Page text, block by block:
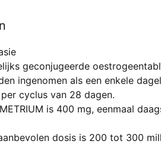
geconjugeerde
ingenomen als een enkele
cyclus van 28 dagen.
is 400 mg, eenmaal
dosis is 200 tot 300